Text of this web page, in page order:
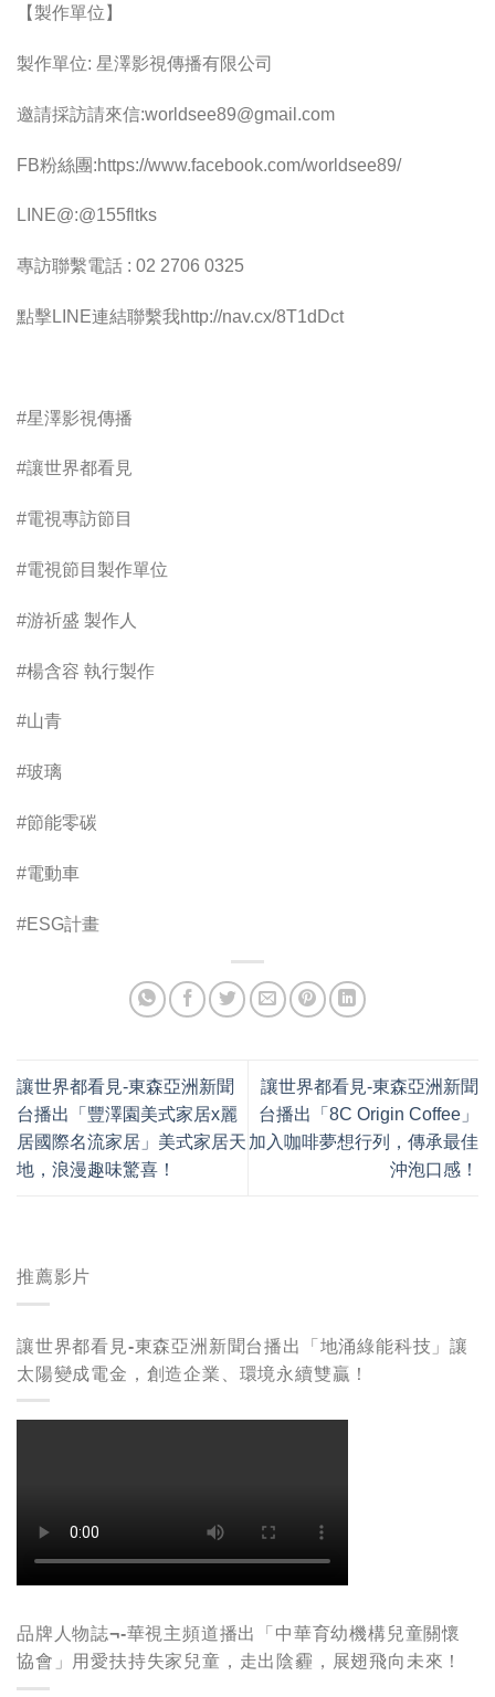
推薦影片
讓世界都看見-東森亞洲新聞台播出「地涌綠能科技」讓
太陽變成電金，創造企業、環境永續雙贏！
品牌人物誌¬-華視主頻道播出「中華育幼機構兒童關懷
協會」用愛扶持失家兒童，走出陰霾，展翅飛向未來！
【製作單位】
製作單位: 星澤影視傳播有限公司
邀請採訪請來信:worldsee89@gmail.com
FB粉絲團:https://www.facebook.com/worldsee89/
LINE@:@155fltks
專訪聯繫電話 : 02 2706 0325
點擊LINE連結聯繫我http://nav.cx/8T1dDct
#星澤影視傳播
#讓世界都看見
#電視專訪節目
#電視節目製作單位
#游祈盛 製作人
#楊含容 執行製作
#山青
#玻璃
#節能零碳
#電動車
#ESG計畫
讓世界都看見-東森亞洲新聞
台播出「豐澤園美式家居x麗
居國際名流家居」美式家居天
地，浪漫趣味驚喜！
讓世界都看見-東森亞洲新聞
台播出「8C Origin Coffee」
加入咖啡夢想行列，傳承最佳
沖泡口感！